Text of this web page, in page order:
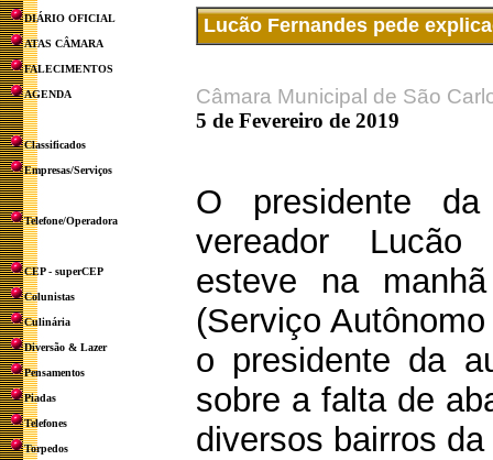
DIÁRIO OFICIAL
ATAS CÂMARA
FALECIMENTOS
AGENDA
Classificados
Empresas/Serviços
Telefone/Operadora
CEP - superCEP
Colunistas
Culinária
Diversão & Lazer
Pensamentos
Piadas
Telefones
Torpedos
Lucão Fernandes pede
Câmara Municipal de São
5 de Fevereiro de 2019
O presidente da
vereador Lucão
esteve na
(Serviço
o presidente da
sobre a falta de
diversos bairros